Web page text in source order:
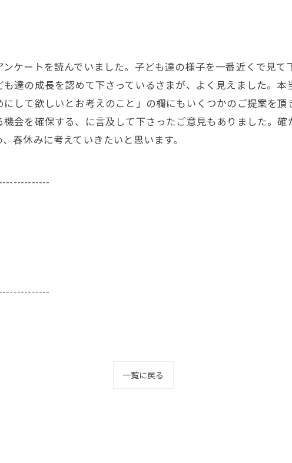
ケートを読んでいました。子ども達の様子を一番近くで見
達の成長を認めて下さっているさまが、よく見えました。
して欲しいとお考えのこと」の欄にもいくつかのご提案を
会を確保する、に言及して下さったご意見もありました。
春休みに考えていきたいと思います。
一覧に戻る